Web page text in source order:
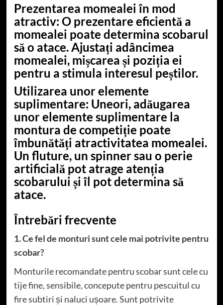
Prezentarea momealei în mod
atractiv: O prezentare eficientă a
momealei poate determina scobarul
să o atace. Ajustați adâncimea
momealei, mișcarea și poziția ei
pentru a stimula interesul peștilor.
Utilizarea unor elemente
suplimentare: Uneori, adăugarea
unor elemente suplimentare la
montura de competiție poate
îmbunătăți atractivitatea momealei.
Un fluture, un spinner sau o perie
artificială pot atrage atenția
scobarului și îl pot determina să
atace.
Întrebări frecvente
1. Ce fel de monturi sunt cele mai potrivite pentru
scobar?
Monturile recomandate pentru scobar sunt cele cu
tije fine, sensibile, concepute pentru pescuitul cu
fire subtiri și naluci ușoare. Sunt potrivite